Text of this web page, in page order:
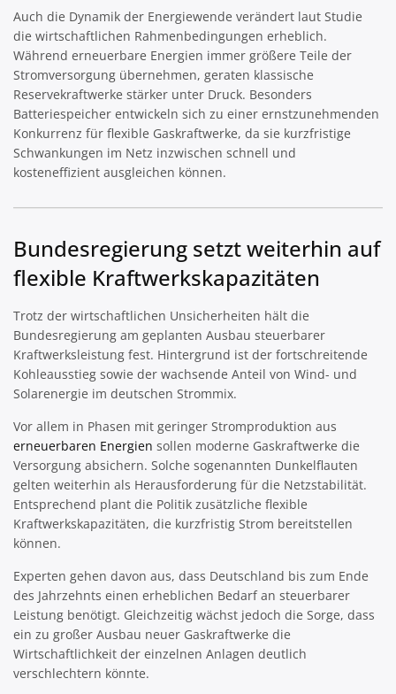
Auch die Dynamik der Energiewende verändert laut Studie
die wirtschaftlichen Rahmenbedingungen erheblich.
Während erneuerbare Energien immer größere Teile der
Stromversorgung übernehmen, geraten klassische
Reservekraftwerke stärker unter Druck. Besonders
Batteriespeicher entwickeln sich zu einer ernstzunehmenden
Konkurrenz für flexible Gaskraftwerke, da sie kurzfristige
Schwankungen im Netz inzwischen schnell und
kosteneffizient ausgleichen können.
Bundesregierung setzt weiterhin auf
flexible Kraftwerkskapazitäten
Trotz der wirtschaftlichen Unsicherheiten hält die
Bundesregierung am geplanten Ausbau steuerbarer
Kraftwerksleistung fest. Hintergrund ist der fortschreitende
Kohleausstieg sowie der wachsende Anteil von Wind- und
Solarenergie im deutschen Strommix.
Vor allem in Phasen mit geringer Stromproduktion aus
erneuerbaren Energien sollen moderne Gaskraftwerke die
Versorgung absichern. Solche sogenannten Dunkelflauten
gelten weiterhin als Herausforderung für die Netzstabilität.
Entsprechend plant die Politik zusätzliche flexible
Kraftwerkskapazitäten, die kurzfristig Strom bereitstellen
können.
Experten gehen davon aus, dass Deutschland bis zum Ende
des Jahrzehnts einen erheblichen Bedarf an steuerbarer
Leistung benötigt. Gleichzeitig wächst jedoch die Sorge, dass
ein zu großer Ausbau neuer Gaskraftwerke die
Wirtschaftlichkeit der einzelnen Anlagen deutlich
verschlechtern könnte.